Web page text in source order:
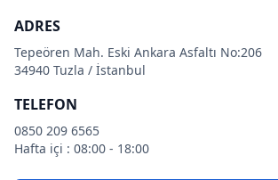
ADRES
Tepeören Mah. Eski Ankara Asfaltı No:206
34940 Tuzla / İstanbul
TELEFON
0850 209 6565
Hafta içi : 08:00 - 18:00